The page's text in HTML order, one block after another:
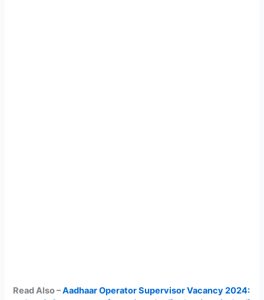
Read Also –Aadhaar Operator Supervisor Vacancy 2024: